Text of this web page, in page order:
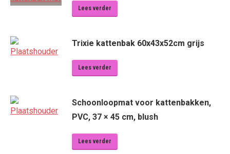
Lees verder
Trixie kattenbak 60x43x52cm grijs
Lees verder
Schoonloopmat voor kattenbakken,
PVC, 37 × 45 cm, blush
Lees verder